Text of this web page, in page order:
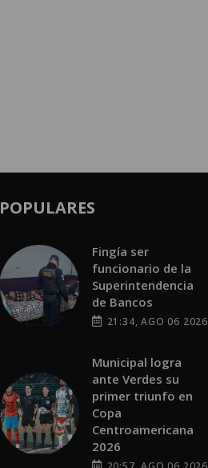
POPULARES
Fingía ser
funcionario de la
Superintendencia
de Bancos
21:34, AGO 06 2026
Municipal logra
ante Verdes su
primer triunfo en
Copa
Centroamericana
2026